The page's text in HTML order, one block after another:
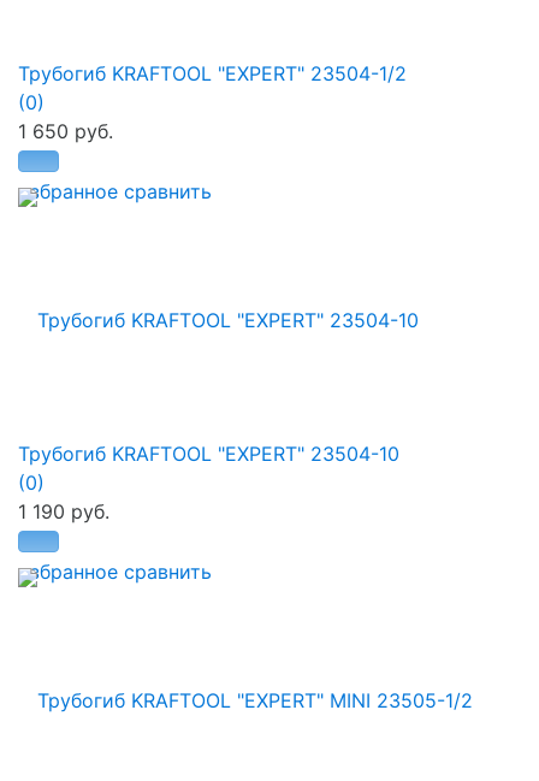
избранное сравнить
Трубогиб KRAFTOOL "EXPERT" 23504-1/2
(0)
1 650 руб.
избранное сравнить
Трубогиб KRAFTOOL "EXPERT" 23504-10
(0)
1 190 руб.